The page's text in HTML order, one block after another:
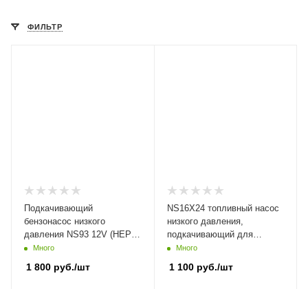
ФИЛЬТР
Подкачивающий
бензонасос низкого
давления NS93 12V (HEP-
02A) магистральный для
двигателей
Много
1 800 руб./шт
NS16X24 топливный насос
низкого давления,
подкачивающий для
дизеля, 24В (ан. HEP 02A).
Много
1 100руб./шт